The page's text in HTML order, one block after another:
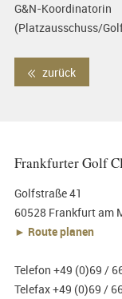
G&N-Koordinatorin
(Platzausschuss/
zurück
Frankfurter Golf
Golfstraße 41
60528 Frankfurt am
► Route planen
Telefon +49 (0)69 /
Telefax +49 (0)69 /